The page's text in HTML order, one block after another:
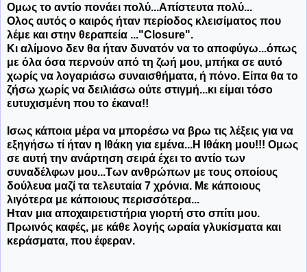
Ομως το αντίο πονάει πολύ...Απίστευτα πολύ...
Ολος αυτός ο καιρός ήταν περίοδος κλεισίματος που
λέμε και στην θεραπεία ..."Closure".
Κι αλίμονο δεν θα ήταν δυνατόν να το αποφύγω...όπως
με όλα όσα περνούν από τη ζωή μου, μπήκα σε αυτό
χωρίς να λογαριάσω συναισθήματα, ή πόνο. Είπα θα το
ζήσω χωρίς να δειλιάσω ούτε στιγμή...κι είμαι τόσο
ευτυχισμένη που το έκανα!!
Ισως κάποια μέρα να μπορέσω να βρω τις λέξεις για να
εξηγήσω τί ήταν η Ιθάκη για εμένα...Η Ιθάκη μου!!! Ομως
σε αυτή την ανάρτηση σειρά έχει το αντίο των
συναδέλφων μου...Των ανθρώπων με τους οποίους
δούλευα μαζί τα τελευταία 7 χρόνια. Με κάποιους
λιγότερα με κάποιους περισσότερα...
Ηταν μια αποχαιρετιστήρια γιορτή στο σπίτι μου.
Πρωινός καφές, με κάθε λογής ωραία γλυκίσματα και
κεράσματα, που έφεραν.